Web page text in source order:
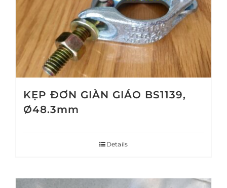
KẸP ĐƠN GIÀN GIÁO BS1139,
Ø48.3mm
Details